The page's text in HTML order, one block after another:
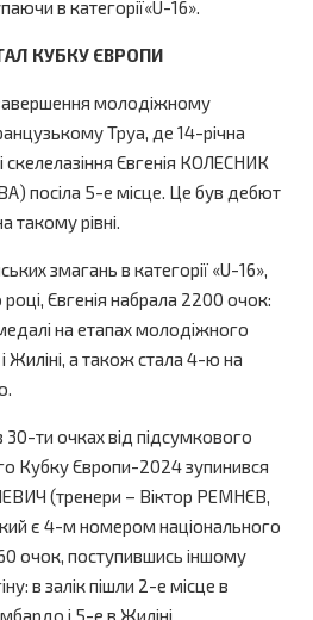
в категорії«U-16».
КУБКУ ЄВРОПИ
молодіжному
Труа, де 14-річна
Євгенія КОЛЕСНИК
посіла 5-е місце. Це був дебют
такому рівні.
змагань в категорії «U-16»,
Євгенія набрала 2200 очок:
на етапах молодіжного
Жиліні, а також стала 4-ю на
ти очках від підсумкового
Кубку Європи-2024 зупинився
(тренери – Віктор РЕМНЄВ,
є 4-м номером національного
очок, поступившись іншому
в залік пішли 2-е місце в
і 5-е в Жиліні.